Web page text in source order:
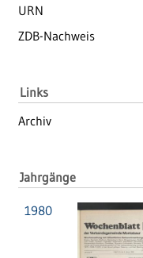
URN
ZDB-Nachweis
Links
Archiv
Jahrgänge
1980